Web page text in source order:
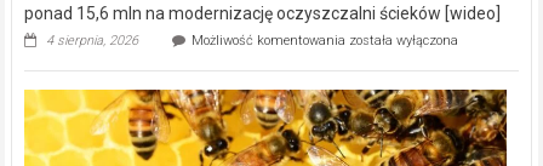
ponad 15,6 mln na modernizację oczyszczalni ścieków [wideo]
4 sierpnia, 2026 Możliwość komentowania Ekologiczne
Wręczyca
Wielka
z
dofinansowaniem
została wyłączona